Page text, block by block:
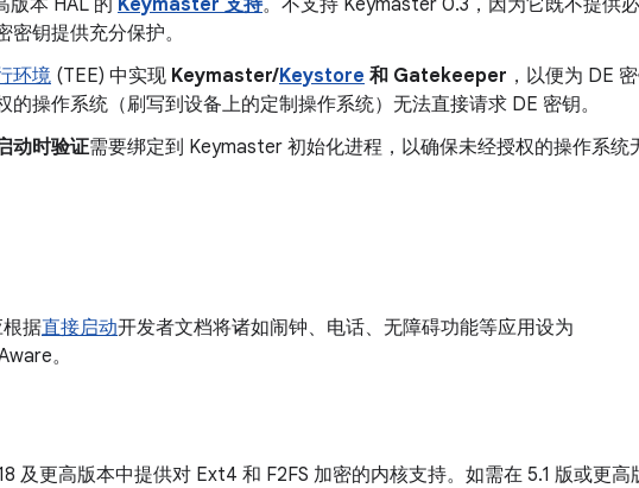
版本 HAL 的 Keymaster 支持。不支持 Keymaster 0.3，因为它既不提供
密钥提供充分保护。
环境 (TEE) 中实现 Keymaster/Keystore 和 Gatekeeper ，以便为 DE
的操作系统（刷写到设备上的定制操作系统）无法直接请求 DE 密钥。
动时验证需要绑定到 Keymaster 初始化进程，以确保未经授权的操作系统
据直接启动开发者文档将诸如闹钟、电话、无障碍功能等应用设为
。
及更高版本中提供对 Ext4 和 F2FS 加密的内核支持。如需在 5.1 版或更高